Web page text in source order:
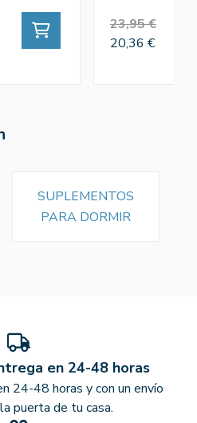
23,95 €
20,36 €
SUPLEMENTOS
PARA DORMIR
en 24-48 horas
24-48 horas y con un envío
puerta de tu casa.